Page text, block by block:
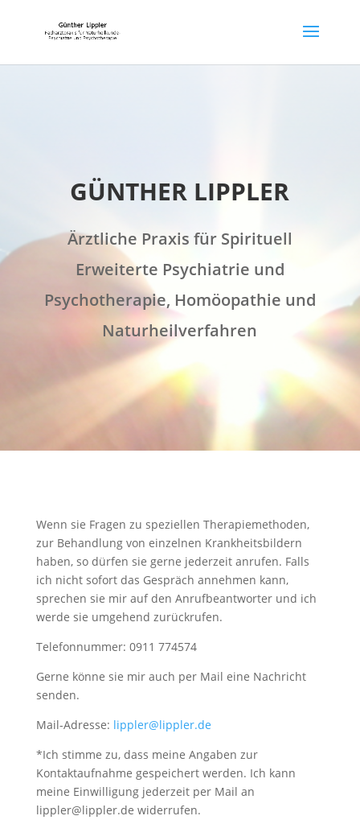
GÜNTHER LIPPLER
Ärztliche Praxis für Spirituell
Erweiterte Psychiatrie und
Psychotherapie, Homöopathie und
Naturheilverfahren
Wenn sie Fragen zu speziellen Therapiemethoden,
zur Behandlung von einzelnen Krankheitsbildern
haben, so dürfen sie gerne jederzeit anrufen. Falls
ich nicht sofort das Gespräch annehmen kann,
sprechen sie mir auf den Anrufbeantworter und ich
werde sie umgehend zurückrufen.
Telefonnummer: 0911 774574
Gerne könne sie mir auch per Mail eine Nachricht
senden.
Mail-Adresse: lippler@lippler.de
*Ich stimme zu, dass meine Angaben zur
Kontaktaufnahme gespeichert werden. Ich kann
meine Einwilligung jederzeit per Mail an
lippler@lippler.de widerrufen.